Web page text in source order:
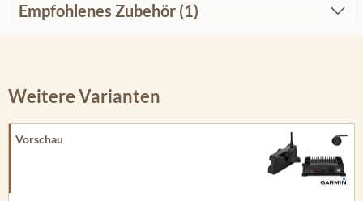
Empfohlenes Zubehör (1)
Weitere Varianten